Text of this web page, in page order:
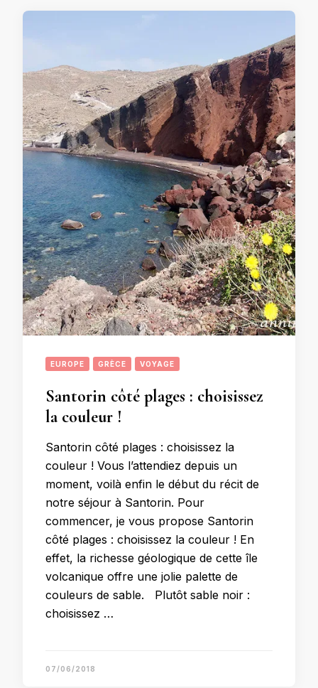
EUROPE GRÈCE VOYAGE
Santorin côté plages : choisissez
la couleur !
Santorin côté plages : choisissez la
couleur ! Vous l’attendiez depuis un
moment, voilà enfin le début du récit de
notre séjour à Santorin. Pour
commencer, je vous propose Santorin
côté plages : choisissez la couleur ! En
effet, la richesse géologique de cette île
volcanique offre une jolie palette de
couleurs de sable. Plutôt sable noir :
choisissez …
07/06/2018